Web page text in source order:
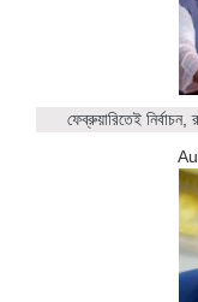
ফেব্রুয়ারিতেই